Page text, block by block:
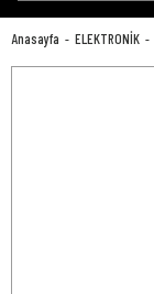
Anasayfa ELEKTRONİK